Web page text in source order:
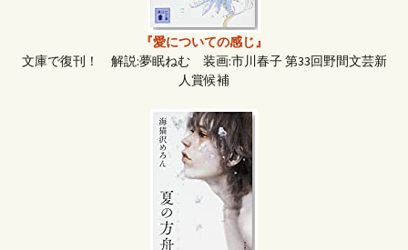
『愛についての感じ』
文庫で復刊！ 解説:夢眠ねむ 装画:市川春子 第33回野間文芸新
人賞候補